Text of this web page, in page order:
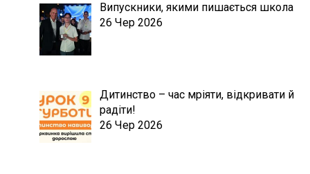
Випускники, якими пишається школа
26 Чер 2026
Дитинство – час мріяти, відкривати й
радіти!
26 Чер 2026